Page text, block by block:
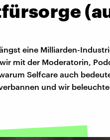
eine Milliarden-
mit der Moderatorin,
Selfcare auch
und wir